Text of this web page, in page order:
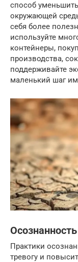
способ
окружающей
себя более
используйте
контейнеры,
производства,
поддерживайте
маленький шаг
Практики
тревогу и